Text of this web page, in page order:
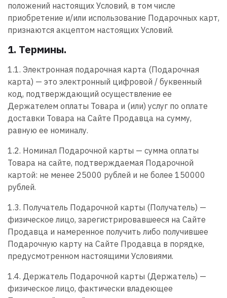
положений настоящих Условий, в том числе
приобретение и/или использование Подарочных карт,
признаются акцептом настоящих Условий.
1. Термины.
1.1. Электронная подарочная карта (Подарочная
карта) — это электронный цифровой / буквенный
код, подтверждающий осуществление ее
Держателем оплаты Товара и (или) услуг по оплате
доставки Товара на Сайте Продавца на сумму,
равную ее номиналу.
1.2. Номинал Подарочной карты — сумма оплаты
Товара на сайте, подтверждаемая Подарочной
картой: не менее 25000 рублей и не более 150000
рублей.
1.3. Получатель Подарочной карты (Получатель) —
физическое лицо, зарегистрировавшееся на Сайте
Продавца и намеренное получить либо получившее
Подарочную карту на Сайте Продавца в порядке,
предусмотренном настоящими Условиями.
1.4. Держатель Подарочной карты (Держатель) —
физическое лицо, фактически владеющее